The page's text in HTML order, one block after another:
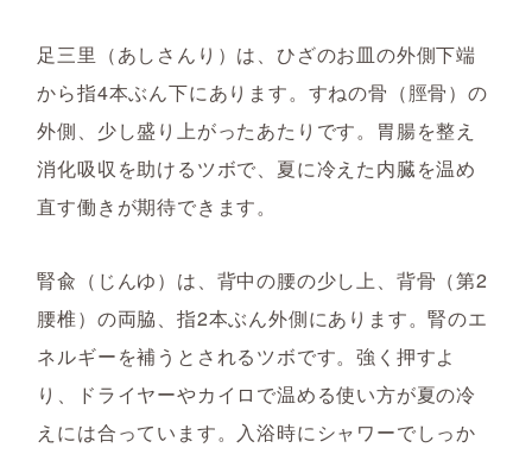
足三里（あしさんり）は、ひざのお皿の外側下端
から指4本ぶん下にあります。すねの骨（脛骨）の
外側、少し盛り上がったあたりです。胃腸を整え
消化吸収を助けるツボで、夏に冷えた内臓を温め
直す働きが期待できます。
腎兪（じんゆ）は、背中の腰の少し上、背骨（第2
腰椎）の両脇、指2本ぶん外側にあります。腎のエ
ネルギーを補うとされるツボです。強く押すよ
り、ドライヤーやカイロで温める使い方が夏の冷
えには合っています。入浴時にシャワーでしっか